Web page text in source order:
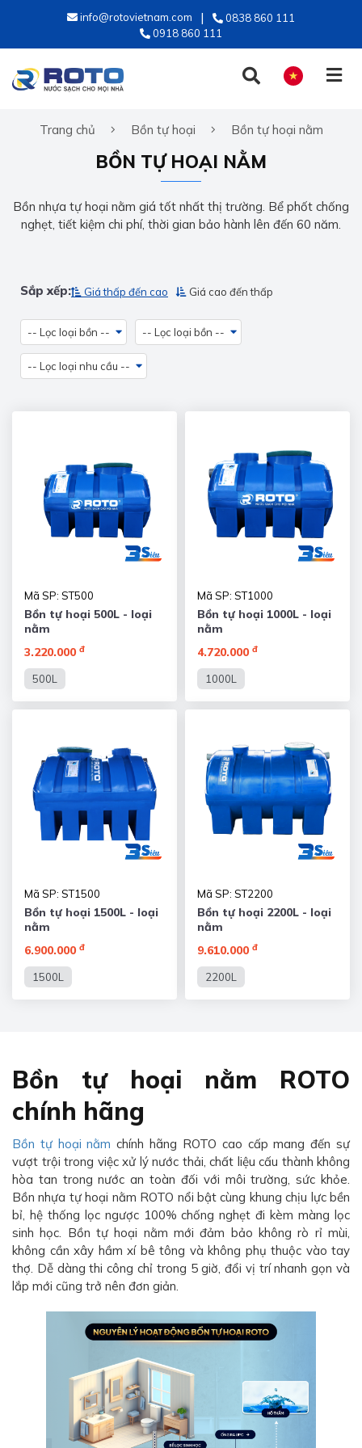
info@rotovietnam.com
0838 860 111
0918 860 111
TIẾNG VIỆT
Trang chủ Bồn tự hoại Bồn tự hoại nằm
BỒN TỰ HOẠI NẰM
Bồn nhựa tự hoại nằm giá tốt nhất thị trường. Bể phốt chống
nghẹt, tiết kiệm chi phí, thời gian bảo hành lên đến 60 năm.
Sắp xếp: Giá thấp đến cao Giá cao đến thấp
-- Lọc loại bồn -- -- Lọc loại bồn --
-- Lọc loại nhu cầu --
Mã SP: ST500
Bồn tự hoại 500L - loại
nằm
3.220.000 đ
500L
Mã SP: ST1000
Bồn tự hoại 1000L - loại
nằm
4.720.000 đ
1000L
Mã SP: ST1500
Bồn tự hoại 1500L - loại
nằm
6.900.000 đ
1500L
Mã SP: ST2200
Bồn tự hoại 2200L - loại
nằm
9.610.000 đ
2200L
Bồn tự hoại nằm ROTO
chính hãng
Bồn tự hoại nằm chính hãng ROTO cao cấp mang đến sự
vượt trội trong việc xử lý nước thải, chất liệu cấu thành không
hòa tan trong nước an toàn đối với môi trường, sức khỏe.
Bồn nhựa tự hoại nằm ROTO nổi bật cùng khung chịu lực bền
bỉ, hệ thống lọc ngược 100% chống nghẹt đi kèm màng lọc
sinh học. Bồn tự hoại nằm mới đảm bảo không rò rỉ mùi,
không cần xây hầm xí bê tông và không phụ thuộc vào tay
thợ. Dễ dàng thi công chỉ trong 5 giờ, đổi vị trí nhanh gọn và
lắp mới cũng trở nên đơn giản.